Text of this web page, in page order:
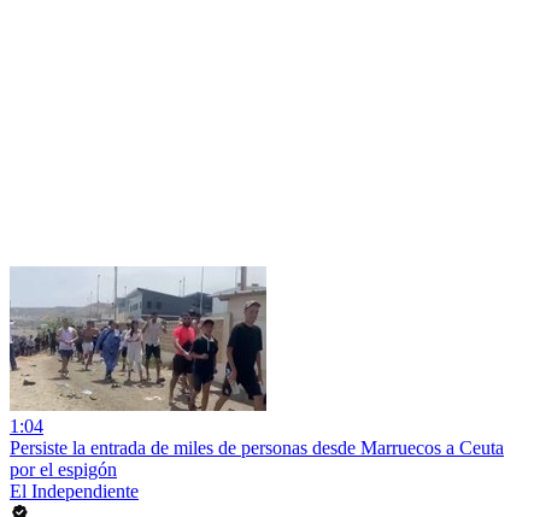
1:04
Persiste la entrada de miles de personas desde Marruecos a Ceuta
por el espigón
El Independiente